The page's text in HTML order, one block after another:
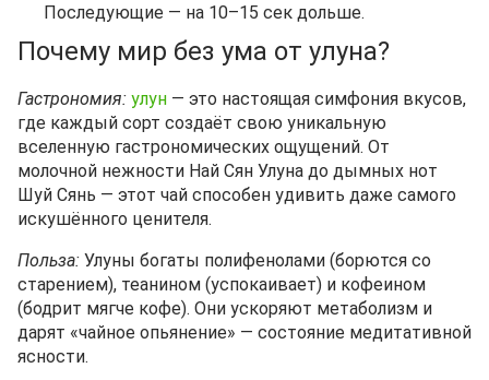
Последующие — на 10–15 сек дольше.
Почему мир без ума от улуна?
Гастрономия: улун — это настоящая симфония вкусов,
где каждый сорт создаёт свою уникальную
вселенную гастрономических ощущений. От
молочной нежности Най Сян Улуна до дымных нот
Шуй Сянь — этот чай способен удивить даже самого
искушённого ценителя.
Польза: Улуны богаты полифенолами (борются со
старением), теанином (успокаивает) и кофеином
(бодрит мягче кофе). Они ускоряют метаболизм и
дарят «чайное опьянение» — состояние медитативной
ясности.